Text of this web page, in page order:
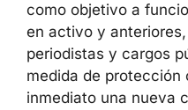
como objetivo a
en activo y
periodistas y cargos
medida de protección
inmediato una nueva